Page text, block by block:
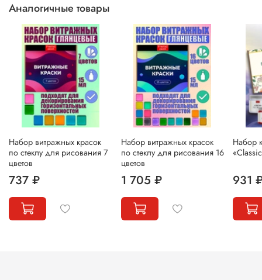
Аналогичные товары
Набор витражных красок
по стеклу для рисования 7
цветов
737 ₽
Набор витражных красок
по стеклу для рисования 16
цветов
1 705 ₽
Набор
931